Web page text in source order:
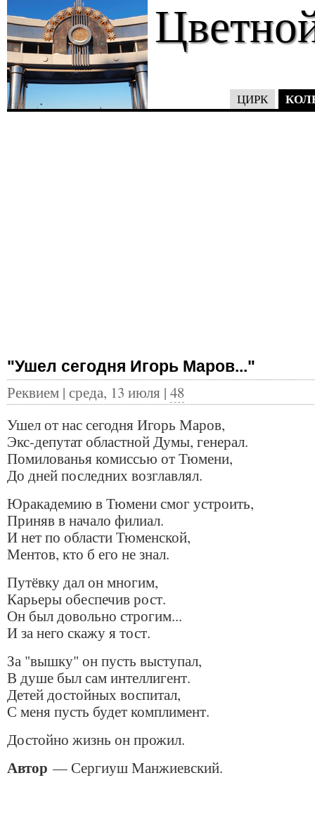
ЦИРК
"Ушел сегодня Игорь Маров..."
Реквием | среда, 13 июля | 48
Ушел от нас сегодня Игорь Маров,
Экс-депутат областной Думы, генерал.
Помилованья комиссью от Тюмени,
До дней последних возглавлял.
Юракадемию в Тюмени смог устроить,
Приняв в начало филиал.
И нет по области Тюменской,
Ментов, кто б его не знал.
Путёвку дал он многим,
Карьеры обеспечив рост.
Он был довольно строгим...
И за него скажу я тост.
За "вышку" он пусть выступал,
В душе был сам интеллигент.
Детей достойных воспитал,
С меня пусть будет комплимент.
Достойно жизнь он прожил.
Автор — Сергиуш Манжиевский.